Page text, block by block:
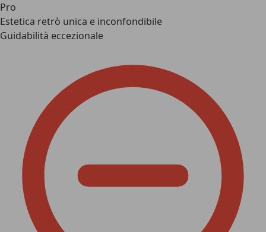
Pro
Estetica retrò unica e inconfondibile
Guidabilità eccezionale